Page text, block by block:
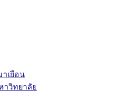
เยือน
าวิทยาลัย